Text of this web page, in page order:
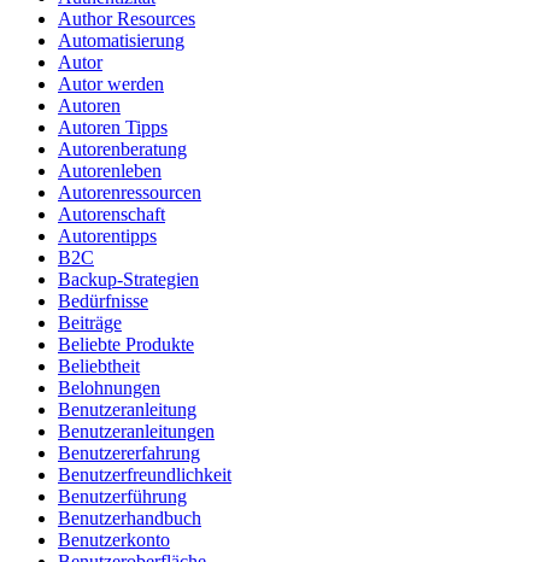
Author Resources
Automatisierung
Autor
Autor werden
Autoren
Autoren Tipps
Autorenberatung
Autorenleben
Autorenressourcen
Autorenschaft
Autorentipps
B2C
Backup-Strategien
Bedürfnisse
Beiträge
Beliebte Produkte
Beliebtheit
Belohnungen
Benutzeranleitung
Benutzeranleitungen
Benutzererfahrung
Benutzerfreundlichkeit
Benutzerführung
Benutzerhandbuch
Benutzerkonto